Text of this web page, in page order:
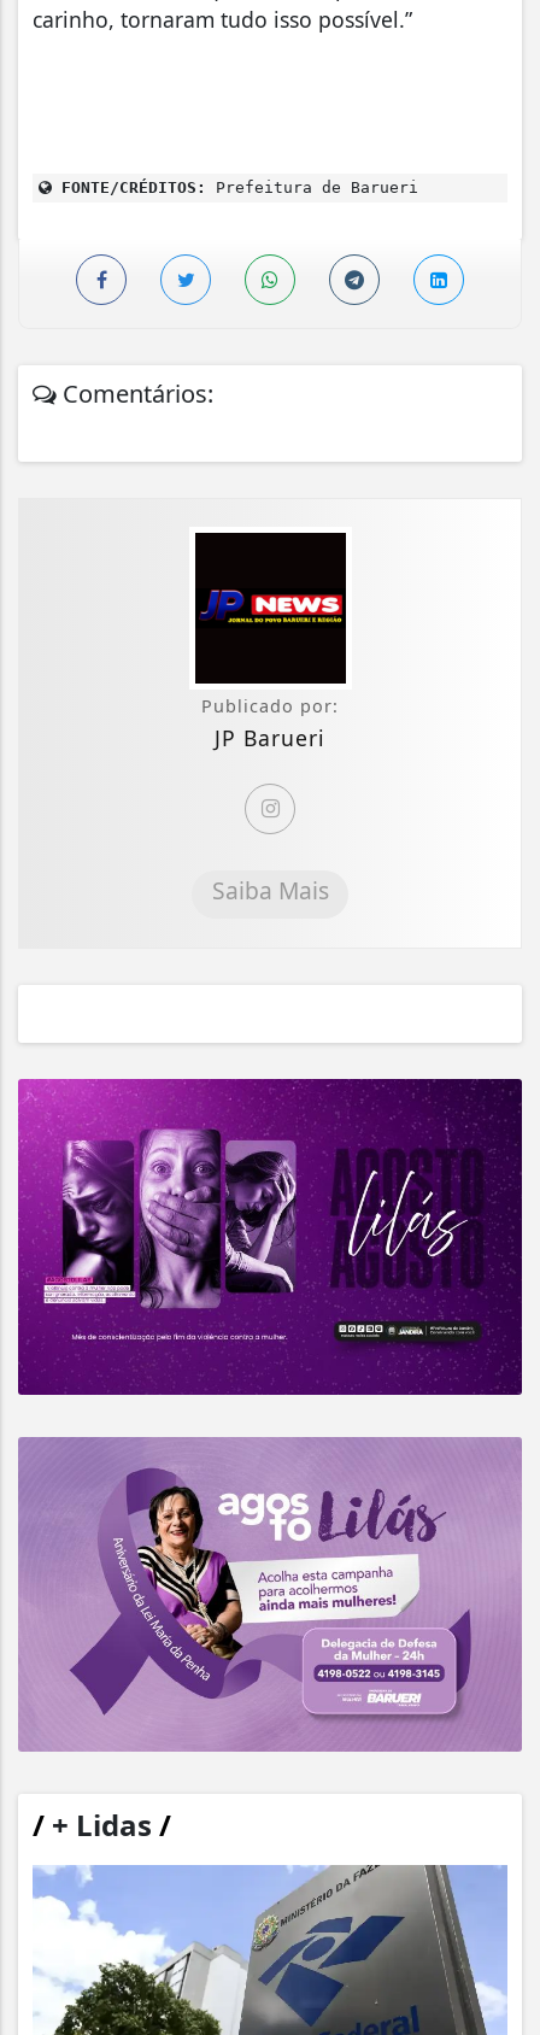
carinho, tornaram tudo isso possível.”
FONTE/CRÉDITOS: Prefeitura de Barueri
Comentários:
Publicado por:
JP Barueri
Saiba Mais
/ + Lidas /